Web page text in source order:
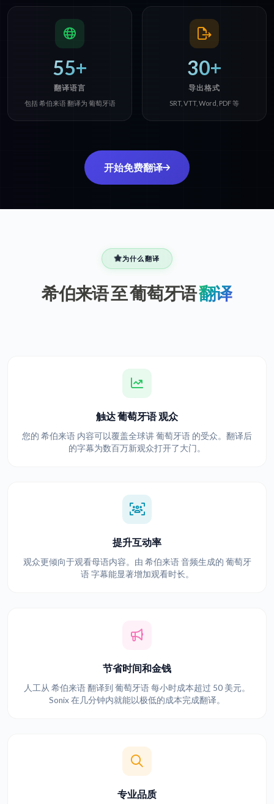
55+
翻译语言
包括 希伯来语 翻译为 葡萄牙语
30+
导出格式
SRT, VTT, Word, PDF 等
开始免费翻译
为什么翻译
希伯来语 至 葡萄牙语翻译
触达 葡萄牙语 观众
您的 希伯来语 内容可以覆盖全球讲 葡萄牙语 的受众。翻译后
的字幕为数百万新观众打开了大门。
提升互动率
观众更倾向于观看母语内容。由 希伯来语 音频生成的 葡萄牙
语 字幕能显著增加观看时长。
节省时间和金钱
人工从 希伯来语 翻译到 葡萄牙语 每小时成本超过 50 美元。
Sonix 在几分钟内就能以极低的成本完成翻译。
专业品质